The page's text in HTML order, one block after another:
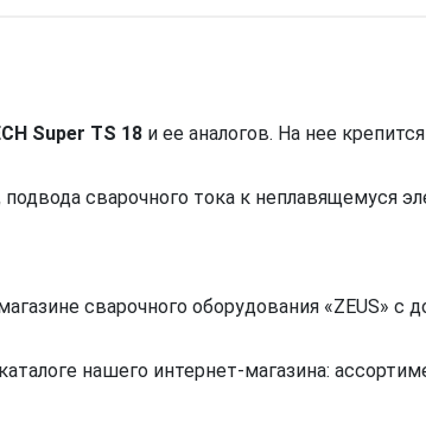
Super TS 18 и ее аналогов. На нее
подвода сварочного тока к неплавящемуся
сварочного оборудования «ZEUS» с
нашего интернет-магазина: